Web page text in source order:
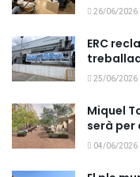
26/06/2026
ERC
25/06/2026
Miquel
serà per
04/06/2026